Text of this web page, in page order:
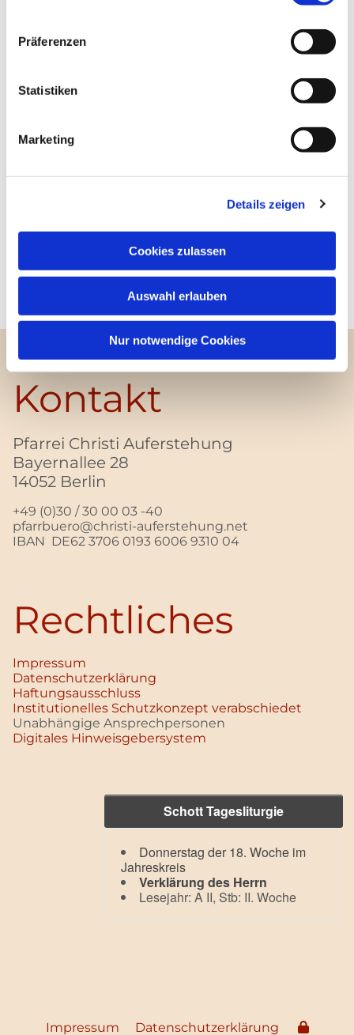
Präferenzen
Statistiken
Marketing
Details zeigen
Cookies zulassen
Auswahl erlauben
Nur notwendige Cookies
Kontakt
Pfarrei Christi Auferstehung
Bayernallee 28
14052 Berlin
+49 (0)30 / 30 00 03 -40
pfarrbuero@christi-auferstehung.net
IBAN DE62 3706 0193 6006 9310 04
Rechtliches
Impressum
Datenschutz­erklärung
Haftungsausschluss
Institutionelles Schutzkonzept verabschiedet
Unabhängige Ansprechpersonen
Digitales Hinweisgebersystem
Schott Tagesliturgie
Donnerstag der 18. Woche im
Jahreskreis
Verklärung des Herrn
Lesejahr: A II, Stb: II. Woche
Impressum Datenschutzerklärung